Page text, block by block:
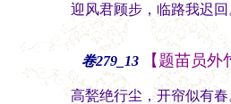
迎风君顾步，临路我迟
卷279_13 【题苗员
高甃绝行尘，开帘似有